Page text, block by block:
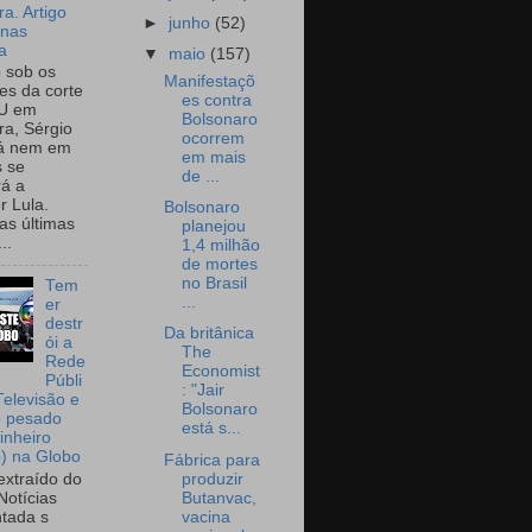
Artigo
sob os
da corte
em
Sérgio
nem em
se
a
Lula.
últimas
Tem
er
destr
ói a
Rede
Públi
e
pesado
na Globo
do
s
► junho (52)
▼ maio (157)
Manifestaçõ
es contra
Bolsonaro
ocorrem
em mais
de ...
Bolsonaro
planejou
1,4 milhão
de mortes
no Brasil
...
Da britânica
The
Economist
: "Jair
Bolsonaro
está s...
Fábrica para
produzir
Butanvac,
vacina